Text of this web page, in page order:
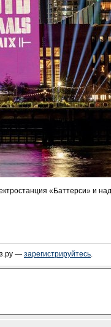
«Баттерси» и
— зарегистрируйтесь.